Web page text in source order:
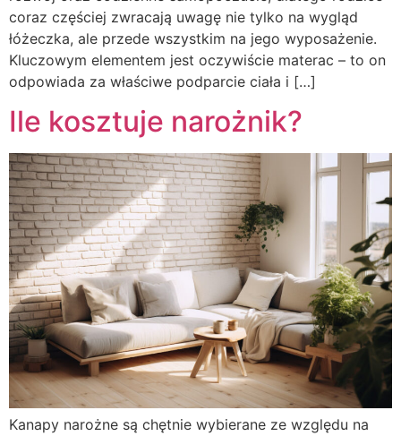
coraz częściej zwracają uwagę nie tylko na wygląd
łóżeczka, ale przede wszystkim na jego wyposażenie.
Kluczowym elementem jest oczywiście materac – to on
odpowiada za właściwe podparcie ciała i […]
Ile kosztuje narożnik?
Kanapy narożne są chętnie wybierane ze względu na